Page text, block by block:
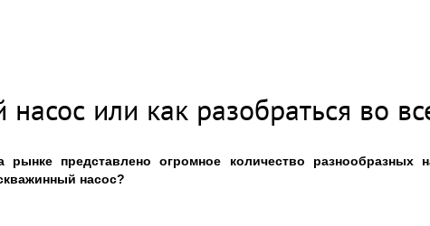
или как разобраться во
представлено огромное количество разнообразных
насос?